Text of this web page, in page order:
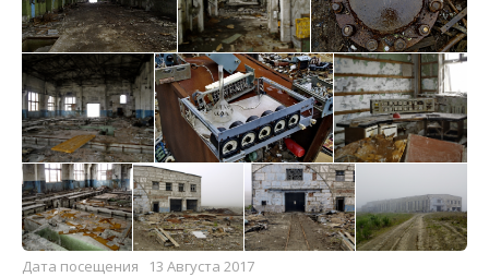
Дата посещения 13 Августа 2017